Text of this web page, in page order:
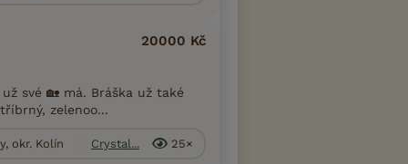
20000 Kč
své 🏡 má. Bráška už také
zelenoo...
okr. Kolín Crystal... 25×